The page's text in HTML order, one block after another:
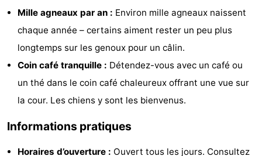
-
Eibernest
't
Hoogelandt
-
Beach
Park
Texel
Buytenveldt
-
De
-
Mille agneaux par an : Environ mille agneaux naissent
chaque année – certains aiment rester un peu plus
longtemps sur les genoux pour un câlin.
Coin café tranquille : Détendez-vous avec un café ou
un thé dans le coin café chaleureux offrant une vue sur
la cour. Les chiens y sont les bienvenus.
Informations pratiques
Horaires d’ouverture : Ouvert tous les jours. Consultez